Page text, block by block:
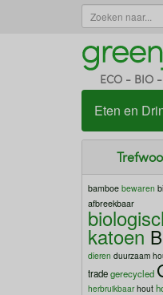
ECO - BIO -
Eten en
bamboe bewaren
afbreekbaar
katoen
dieren duurzaam
tradegerecycled
herbruikbaar hout